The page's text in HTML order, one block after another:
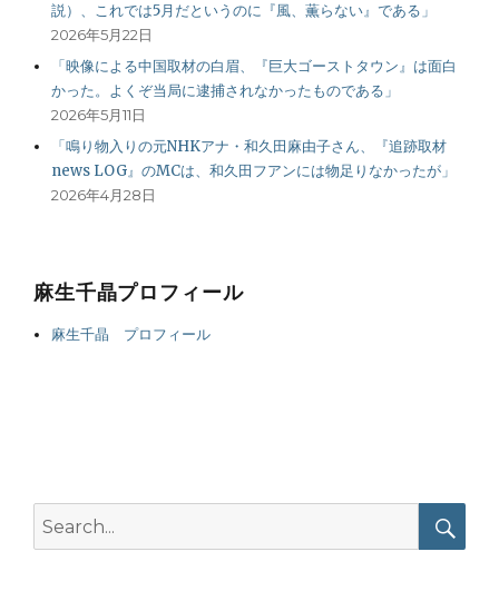
説）、これでは5月だというのに『風、薫らない』である」
2026年5月22日
「映像による中国取材の白眉、『巨大ゴーストタウン』は面白
かった。よくぞ当局に逮捕されなかったものである」
2026年5月11日
「鳴り物入りの元NHKアナ・和久田麻由子さん、『追跡取材
news LOG』のMCは、和久田フアンには物足りなかったが」
2026年4月28日
麻生千晶プロフィール
麻生千晶 プロフィール
for: